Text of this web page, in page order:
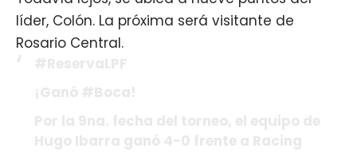
líder, Colón. La próxima será visitante de
Rosario Central.